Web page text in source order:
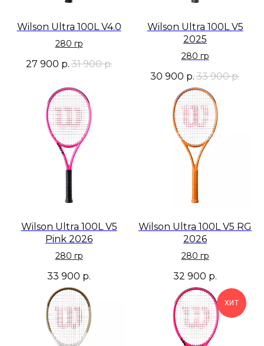
Wilson Ultra 100L V4.0
280 гр
27 900 р.31 900 р.
Wilson Ultra 100L V5
2025
280 гр
30 900 р. 33 900 р.
Wilson Ultra 100L V5
Pink 2026
280 гр
33 900 р.
Wilson Ultra 100L V5 RG
2026
280 гр
32 900 р.
ХИТ